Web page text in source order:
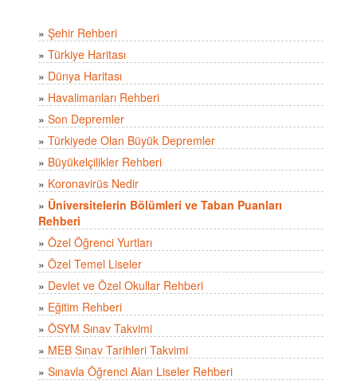
» Şehir Rehberi
» Türkiye Haritası
» Dünya Haritası
» Havalimanları Rehberi
» Son Depremler
» Türkiyede Olan Büyük Depremler
» Büyükelçilikler Rehberi
» Koronavirüs Nedir
» Üniversitelerin Bölümleri ve Taban Puanları
Rehberi
» Özel Öğrenci Yurtları
» Özel Temel Liseler
» Devlet ve Özel Okullar Rehberi
» Eğitim Rehberi
» ÖSYM Sınav Takvimi
» MEB Sınav Tarihleri Takvimi
» Sınavla Öğrenci Alan Liseler Rehberi